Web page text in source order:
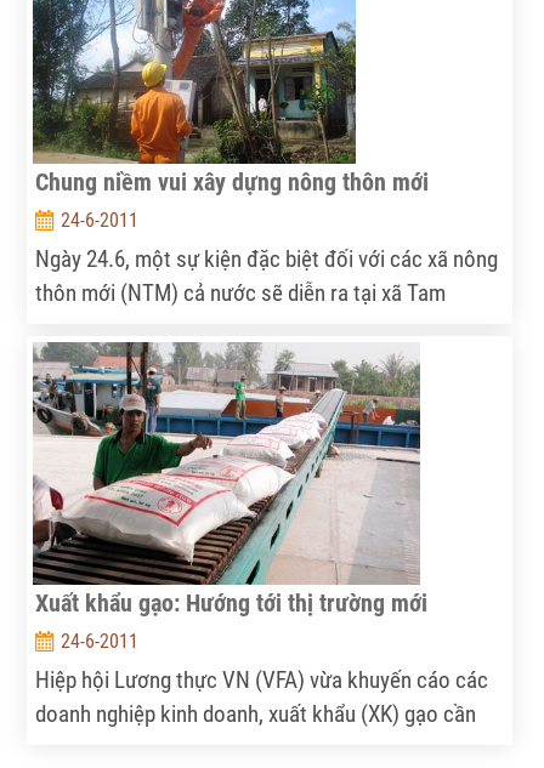
Chung niềm vui xây dựng nông thôn mới
24-6-2011
Ngày 24.6, một sự kiện đặc biệt đối với các xã nông
thôn mới (NTM) cả nước sẽ diễn ra tại xã Tam
Xuất khẩu gạo: Hướng tới thị trường mới
24-6-2011
Hiệp hội Lương thực VN (VFA) vừa khuyến cáo các
doanh nghiệp kinh doanh, xuất khẩu (XK) gạo cần